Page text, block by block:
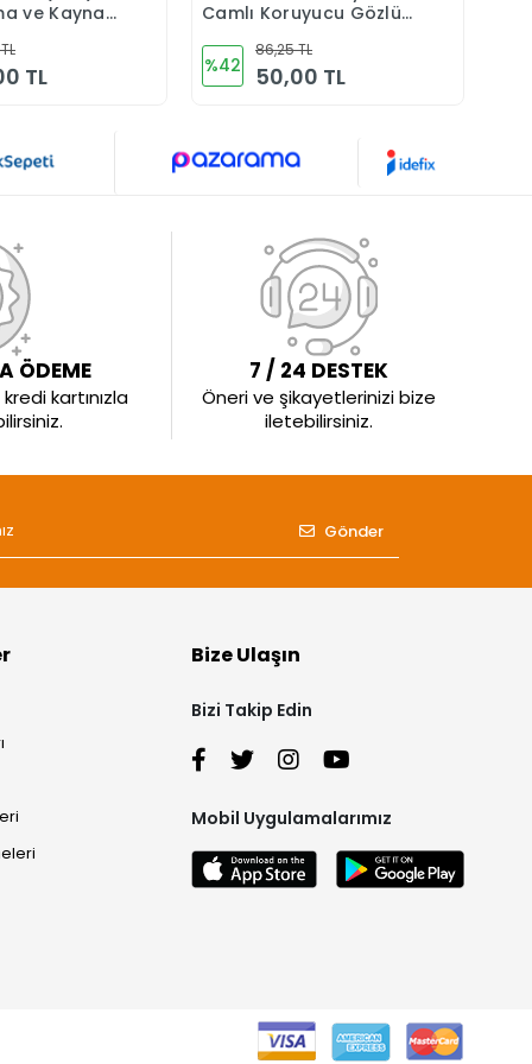
ve Kaynak
TL
Camlı Koruyucu Gözlük
%42
86,25 TL
50,00 TL
ÖDEME
kartınızla
7 / 24 DESTEK
Öneri ve şikayetlerinizi bize
iletebilirsiniz.
Gönder
Bize Ulaşın
Bizi Takip Edin
Mobil Uygulamalarımız